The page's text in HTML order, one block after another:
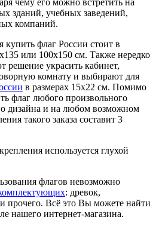
чему его можно встретить на
зданий, учебных заведений,
компаний.
купить флаг России стоит в
или 100х150 см. Также нередко
украсить кабинет,
комнату и выбирают для
в размерах 15x22 см. Помимо
флаг любого произвольного
дизайна и на любом возможном
такого заказа составит 3
используется глухой
флагов невозможно
: древок,
прочего. Всё это Вы можете найти
нашего интернет-магазина.